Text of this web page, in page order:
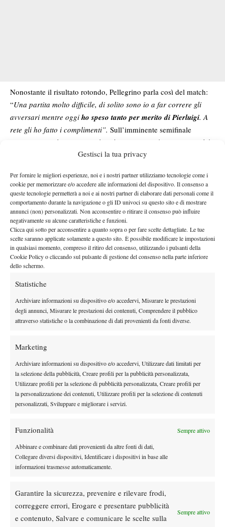
Gestisci la tua privacy
Per fornire le migliori esperienze, noi e i nostri partner utilizziamo tecnologie come i
cookie per memorizzare e/o accedere alle informazioni del dispositivo. Il consenso a
queste tecnologie permetterà a noi e ai nostri partner di elaborare dati personali come il
comportamento durante la navigazione o gli ID univoci su questo sito e di mostrare
annunci (non) personalizzati. Non acconsentire o ritirare il consenso può influire
negativamente su alcune caratteristiche e funzioni.
Clicca qui sotto per acconsentire a quanto sopra o per fare scelte dettagliate. Le tue
scelte saranno applicate solamente a questo sito. È possibile modificare le impostazioni
in qualsiasi momento, compreso il ritiro del consenso, utilizzando i pulsanti della
Cookie Policy o cliccando sul pulsante di gestione del consenso nella parte inferiore
dello schermo.
Statistiche
Archiviare informazioni su dispositivo e/o accedervi, Misurare le prestazioni
degli annunci, Misurare le prestazioni dei contenuti, Comprendere il pubblico
attraverso statistiche o la combinazione di dati provenienti da fonti diverse.
Marketing
Archiviare informazioni su dispositivo e/o accedervi, Utilizzare dati limitati per
la selezione della pubblicità, Creare profili per la pubblicità personalizzata,
Utilizzare profili per la selezione di pubblicità personalizzata, Creare profili per
la personalizzazione dei contenuti, Utilizzare profili per la selezione di contenuti
personalizzati, Sviluppare e migliorare i servizi.
Funzionalità Sempre attivo
Abbinare e combinare dati provenienti da altre fonti di dati,
Collegare diversi dispositivi, Identificare i dispositivi in base alle
informazioni trasmesse automaticamente.
Garantire la sicurezza, prevenire e rilevare frodi,
correggere errori, Erogare e presentare pubblicità
e contenuto, Salvare e comunicare le scelte sulla
Sempre attivo
Nonostante il risultato rotondo, Pellegrino parla così del match:
“Una partita molto difficile, di solito sono io a far correre gli
avversari mentre oggi ho speso tanto per merito di Pierluigi. A
rete gli ho fatto i complimenti”. Sull’imminente semifinale
Anche con Daniel sarà una partita durissima perché
lui sta giocando ad un livello incredibile, ma io mi sento
La settimana di Basile
La settimana umbra rimane moltopositivaanche per Basile che
sfrutta al meglio la wild card vincendo due partite e trovando il
secondo quarto di finale Challenger della carriera , dopo quello
conquistatoproprio a Perugia nel 2025dove si spinse fino in
semifinale. In virtù dello spostamento del Challenger in
concomitanza con la seconda settimana del Roland Garros, però,
ilbest ranking
prossime settimane pagherà la cambiale dei 20 punti di
differenza tra quarti di finale e semifinale.
DI TENDENZA
Atp News
Atp News
Masters 1000 Montreal 2026: medical time
News Wta
WTA 1000 Toronto 2026: pioggia pesante,